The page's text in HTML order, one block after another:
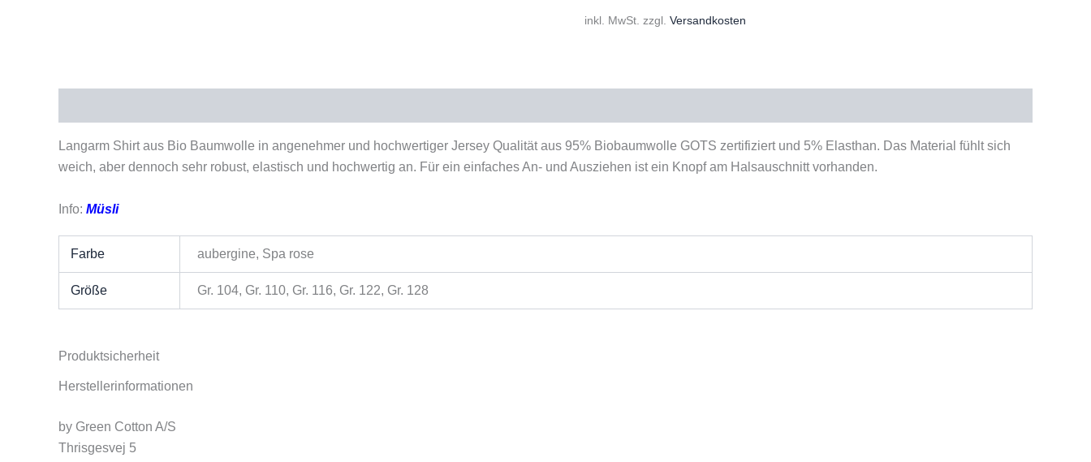
inkl. MwSt. zzgl. Versandkosten
Langarm Shirt aus Bio Baumwolle in angenehmer und hochwertiger Jersey Qualität aus 95% Biobaumwolle GOTS zertifiziert und 5% Elasthan. Das Material fühlt sich
weich, aber dennoch sehr robust, elastisch und hochwertig an. Für ein einfaches An- und Ausziehen ist ein Knopf am Halsauschnitt vorhanden.
Info: Müsli
Farbe aubergine, Spa rose
Größe Gr. 104, Gr. 110, Gr. 116, Gr. 122, Gr. 128
Produktsicherheit
Herstellerinformationen
by Green Cotton A/S
Thrisgesvej 5